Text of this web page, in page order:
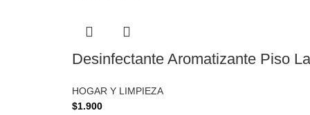
Desinfectante Aromatizante Piso
HOGAR Y LIMPIEZA
$1.900